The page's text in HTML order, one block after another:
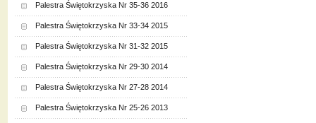
Palestra Świętokrzyska Nr 35-36 2016
Palestra Świętokrzyska Nr 33-34 2015
Palestra Świętokrzyska Nr 31-32 2015
Palestra Świętokrzyska Nr 29-30 2014
Palestra Świętokrzyska Nr 27-28 2014
Palestra Świętokrzyska Nr 25-26 2013